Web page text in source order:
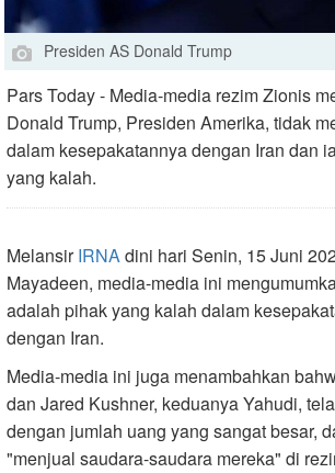
Presiden AS Donald Trump
Pars Today - Media-media rezim Zionis
Donald Trump, Presiden Amerika, tidak
dalam kesepakatannya dengan Iran dan
yang kalah.
MelansirIRNAdini hari Senin, 15 Juni
Mayadeen, media-media ini
adalah pihak yang kalah dalam
dengan Iran.
Media-media ini juga menambahkan
dan Jared Kushner, keduanya Yahudi,
dengan jumlah uang yang sangat besar,
"menjual saudara-saudara mereka" di